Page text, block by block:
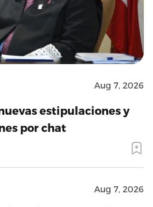
Aug 7, 2026
estipulaciones y
por chat
Aug 7, 2026